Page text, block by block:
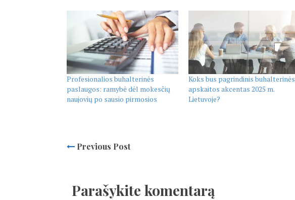
Profesionalios buhalterinės
paslaugos: ramybė dėl mokesčių
naujovių po sausio pirmosios
Koks bus pagrindinis buhalterinės
apskaitos akcentas 2025 m.
Lietuvoje?
Previous Post
Parašykite komentarą